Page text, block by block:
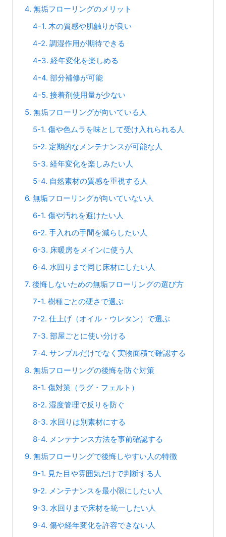
4. 無垢フローリングのメリット
4-1. 木の質感や肌触りが良い
4-2. 調湿作用が期待できる
4-3. 経年変化を楽しめる
4-4. 部分補修が可能
4-5. 接着剤使用量が少ない
5. 無垢フローリングが向いている人
5-1. 傷や色ムラを味として受け入れられる人
5-2. 定期的なメンテナンスが可能な人
5-3. 経年変化を楽しみたい人
5-4. 自然素材の質感を重視する人
6. 無垢フローリングが向いていない人
6-1. 傷や汚れを避けたい人
6-2. 手入れの手間を減らしたい人
6-3. 床暖房をメインに使う人
6-4. 水回りまで同じ床材にしたい人
7. 後悔しないための無垢フローリングの選び方
7-1. 樹種ごとの硬さで選ぶ
7-2. 仕上げ（オイル・ウレタン）で選ぶ
7-3. 部屋ごとに使い分ける
7-4. サンプルだけでなく実物面積で確認する
8. 無垢フローリングの後悔を防ぐ対策
8-1. 傷対策（ラグ・フェルト）
8-2. 湿度管理で反りを防ぐ
8-3. 水回りは別素材にする
8-4. メンテナンス方法を事前確認する
9. 無垢フローリングで後悔しやすい人の特徴
9-1. 見た目や雰囲気だけで判断する人
9-2. メンテナンスを最小限にしたい人
9-3. 水回りまで床材を統一したい人
9-4. 傷や経年変化を許容できない人